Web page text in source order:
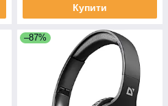
Купити
–87%